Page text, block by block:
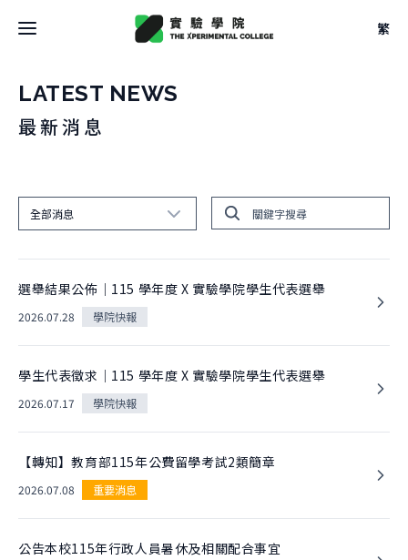
繁
最新消息
大事記
團隊
法規
關於空間
設計
駐地
校學士
關於
文件
團隊
關於課程
本學期課表
曾開設課程
關於實驗
學生實驗
學院實驗
跨域共振
捐款支持
友好單位
LATEST NEWS
最新消息
全部消息
空間快報
課程快報
實驗快報
跨域快報
選舉結果公佈｜115 學年度 X 實驗學院學生代表選舉
2026.07.28 學院快報
學生代表徵求｜115 學年度 X 實驗學院學生代表選舉
2026.07.17 學院快報
【轉知】教育部115年公費留學考試2類簡章
2026.07.08 重要消息
公告本校115年行政人員暑休及相關配合事宜